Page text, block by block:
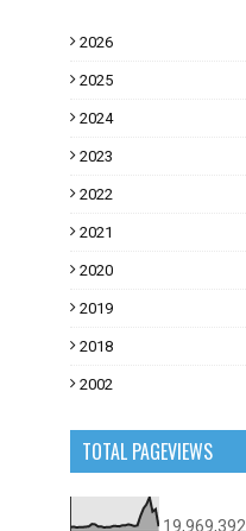
2026
2025
2024
2023
2022
2021
2020
2019
2018
2002
TOTAL PAGEVIEWS
19,969,392